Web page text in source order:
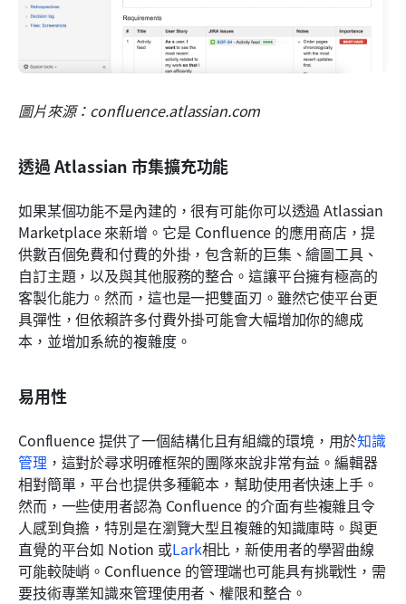
圖片來源：confluence.atlassian.com
透過 Atlassian 市集擴充功能
如果某個功能不是內建的，很有可能你可以透過 Atlassian
Marketplace 來新增。它是 Confluence 的應用商店，提
供數百個免費和付費的外掛，包含新的巨集、繪圖工具、
自訂主題，以及與其他服務的整合。這讓平台擁有極高的
客製化能力。然而，這也是一把雙面刃。雖然它使平台更
具彈性，但依賴許多付費外掛可能會大幅增加你的總成
本，並增加系統的複雜度。
易用性
Confluence 提供了一個結構化且有組織的環境，用於知識
管理 ，這對於尋求明確框架的團隊來說非常有益。編輯器
相對簡單，平台也提供多種範本，幫助使用者快速上手。
然而，一些使用者認為 Confluence 的介面有些複雜且令
人感到負擔，特別是在瀏覽大型且複雜的知識庫時。與更
直覺的平台如 Notion 或Lark相比，新使用者的學習曲線
可能較陡峭。Confluence 的管理端也可能具有挑戰性，需
要技術專業知識來管理使用者、權限和整合。